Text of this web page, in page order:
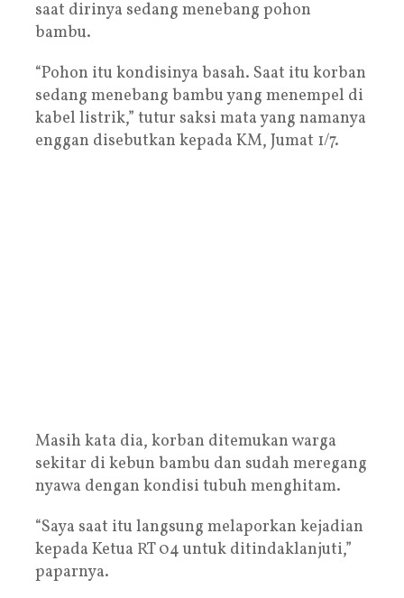
saat dirinya sedang menebang pohon
bambu.
“Pohon itu kondisinya basah. Saat itu korban
sedang menebang bambu yang menempel di
kabel listrik,” tutur saksi mata yang namanya
enggan disebutkan kepada KM, Jumat 1/7.
Masih kata dia, korban ditemukan warga
sekitar di kebun bambu dan sudah meregang
nyawa dengan kondisi tubuh menghitam.
“Saya saat itu langsung melaporkan kejadian
kepada Ketua RT 04 untuk ditindaklanjuti,”
paparnya.